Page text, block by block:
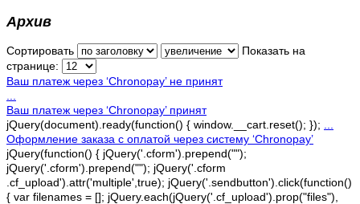
Архив
Сортировать
Показать на
странице:
Ваш платеж через ‘Chronopay’ не принят
Ваш платеж через ‘Chronopay’ принят
jQuery(document).ready(function() { window.__cart.reset(); });
Оформление заказа с оплатой через систему ‘Chronopay’
jQuery(function() { jQuery('.cform').prepend("");
jQuery('.cform').prepend(""); jQuery('.cform
.cf_upload').attr('multiple',true); jQuery('.sendbutton').click(function()
{ var filenames = []; jQuery.each(jQuery('.cf_upload').prop("files"),